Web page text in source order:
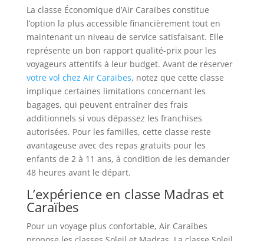
La classe Économique d’Air Caraïbes constitue
l’option la plus accessible financièrement tout en
maintenant un niveau de service satisfaisant. Elle
représente un bon rapport qualité-prix pour les
voyageurs attentifs à leur budget. Avant de réserver
votre vol chez Air Caraïbes, notez que cette classe
implique certaines limitations concernant les
bagages, qui peuvent entraîner des frais
additionnels si vous dépassez les franchises
autorisées. Pour les familles, cette classe reste
avantageuse avec des repas gratuits pour les
enfants de 2 à 11 ans, à condition de les demander
48 heures avant le départ.
L’expérience en classe Madras et
Caraïbes
Pour un voyage plus confortable, Air Caraïbes